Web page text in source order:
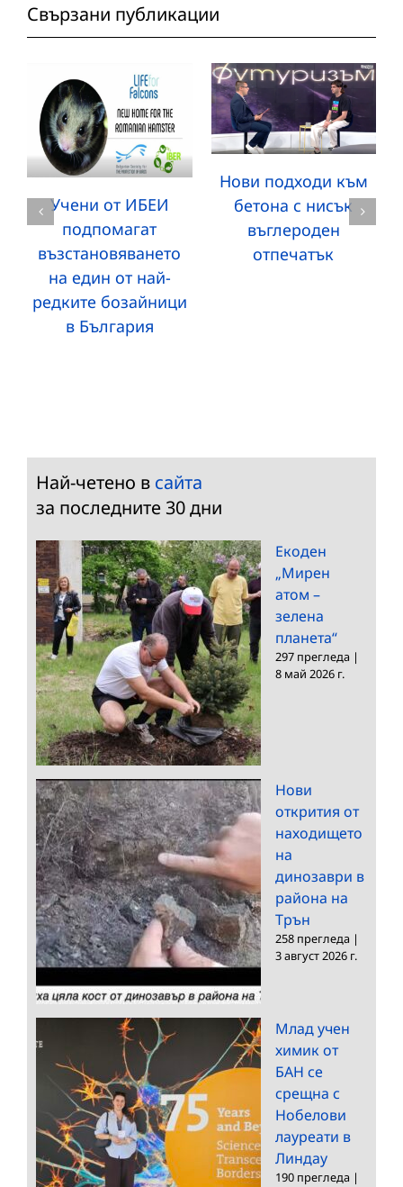
Свързани публикации
Учени от ИБЕИ
подпомагат
възстановяването
на един от най-
редките бозайници
в България
Нови подходи към
бетона с нисък
въглероден
отпечатък
Най-четено в сайта
за последните 30 дни
Екоден
„Мирен
атом –
зелена
планета“
297 прегледа |
8 май 2026 г.
Нови
открития от
находището
на
динозаври в
района на
Трън
258 прегледа |
3 август 2026 г.
Млад учен
химик от
БАН се
срещна с
Нобелови
лауреати в
Линдау
190 прегледа |